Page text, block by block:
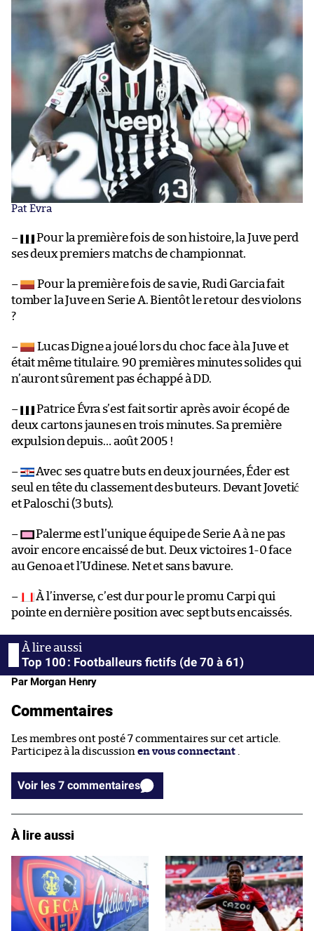
Pat Evra
–
Pour la première fois de son histoire, la Juve perd
ses deux premiers matchs de championnat.
–
Pour la première fois de sa vie, Rudi Garcia fait
tomber la Juve en Serie A. Bientôt le retour des violons
?
–
Lucas Digne a joué lors du choc face à la Juve et
était même titulaire. 90 premières minutes solides qui
n’auront sûrement pas échappé à DD.
–
Patrice Évra s’est fait sortir après avoir écopé de
deux cartons jaunes en trois minutes. Sa première
expulsion depuis… août 2005 !
–
Avec ses quatre buts en deux journées, Éder est
seul en tête du classement des buteurs. Devant Jovetić
et Paloschi (3 buts).
–
Palerme est l’unique équipe de Serie A à ne pas
avoir encore encaissé de but. Deux victoires 1-0 face
au Genoa et l’Udinese. Net et sans bavure.
–
À l’inverse, c’est dur pour le promu Carpi qui
pointe en dernière position avec sept buts encaissés.
Top 100 : Footballeurs fictifs (de 70 à 61)
Par Morgan Henry
Commentaires
Les membres ont posté 7 commentaires sur cet article.
Participez à la discussion en vous connectant .
Voir les 7 commentaires
À lire aussi